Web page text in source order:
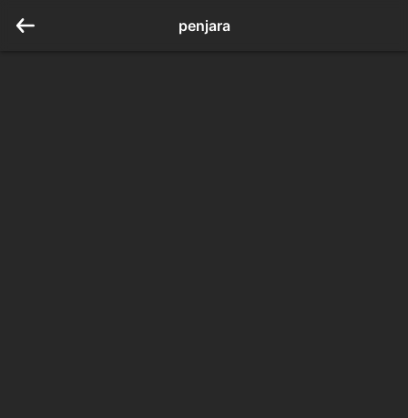
penjara